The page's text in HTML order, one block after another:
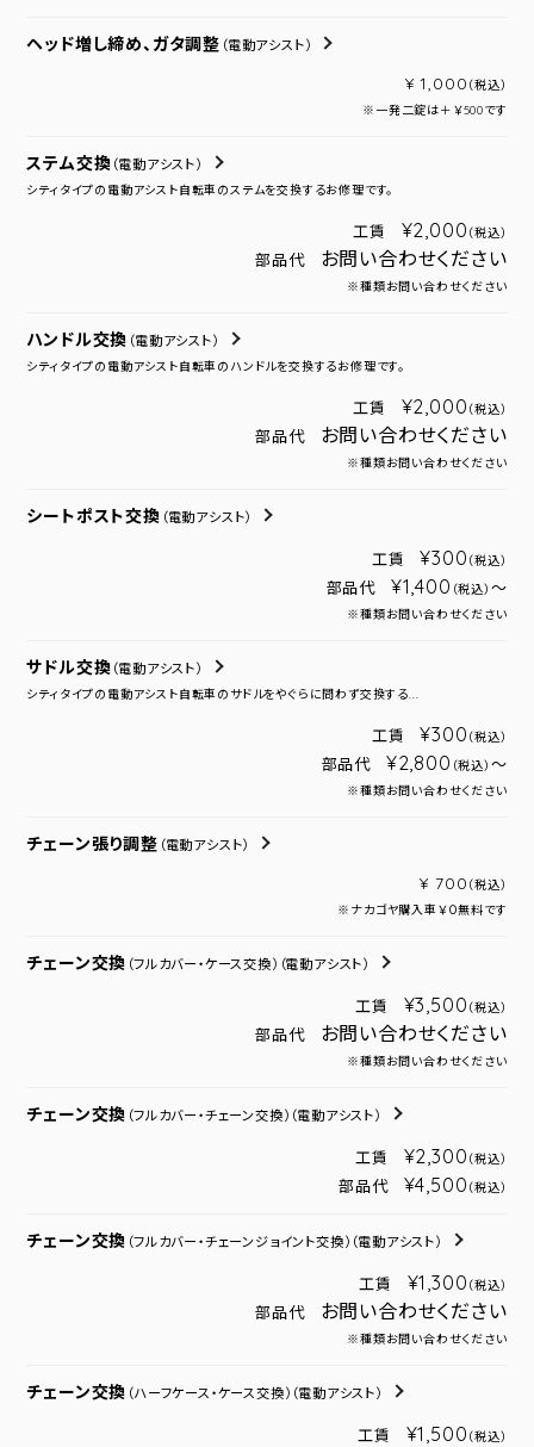
ヘッド増し締め、ガタ調整 （電動アシスト）
¥ 1,000 （税込）
※一発二錠は＋￥500です
ステム交換 （電動アシスト）
シティタイプの電動アシスト自転車のステムを交換するお修理です。
工賃 ¥2,000 （税込）
部品代 お問い合わせください
※種類お問い合わせください
ハンドル交換 （電動アシスト）
シティタイプの電動アシスト自転車のハンドルを交換するお修理です。
工賃 ¥2,000 （税込）
部品代 お問い合わせください
※種類お問い合わせください
シートポスト交換 （電動アシスト）
工賃 ¥300 （税込）
部品代 ¥1,400 （税込） ～
※種類お問い合わせください
サドル交換 （電動アシスト）
シティタイプの電動アシスト自転車のサドルをやぐらに問わず交換する...
工賃 ¥300 （税込）
部品代 ¥2,800 （税込） ～
※種類お問い合わせください
チェーン張り調整 （電動アシスト）
¥ 700 （税込）
※ナカゴヤ購入車￥０無料です
チェーン交換 （フルカバー・ケース交換） （電動アシスト）
工賃 ¥3,500 （税込）
部品代 お問い合わせください
※種類お問い合わせください
チェーン交換 （フルカバー・チェーン交換） （電動アシスト）
工賃 ¥2,300 （税込）
部品代 ¥4,500 （税込）
チェーン交換 （フルカバー・チェーンジョイント交換） （電動アシスト）
工賃 ¥1,300 （税込）
部品代 お問い合わせください
※種類お問い合わせください
チェーン交換 （ハーフケース・ケース交換） （電動アシスト）
工賃 ¥1,500 （税込）